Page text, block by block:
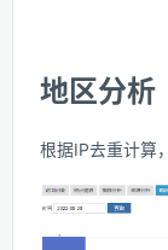
地区分析
根据IP去重计算